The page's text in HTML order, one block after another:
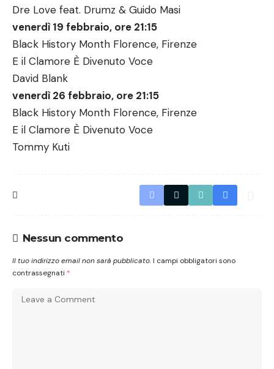
Dre Love feat. Drumz & Guido Masi
venerdì 19 febbraio, ore 21:15
Black History Month Florence, Firenze
E il Clamore È Divenuto Voce
David Blank
venerdì 26 febbraio, ore 21:15
Black History Month Florence, Firenze
E il Clamore È Divenuto Voce
Tommy Kuti
Nessun commento
Il tuo indirizzo email non sarà pubblicato. I campi obbligatori sono
contrassegnati *